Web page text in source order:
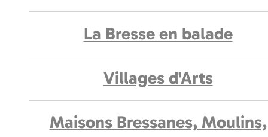
La Bresse en balade
Villages d'Arts
Maisons Bressanes, Moulins,